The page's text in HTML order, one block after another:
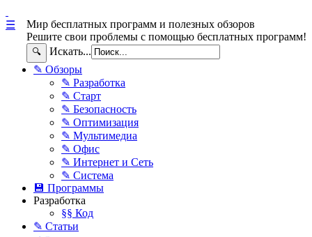
Мир бесплатных программ и полезных обзоров
Решите свои проблемы с помощью бесплатных программ!
🔍 Искать...
☰
✎ Обзоры
✎ Разработка
✎ Старт
✎ Безопасность
✎ Оптимизация
✎ Мультимедиа
✎ Офис
✎ Интернет и Сеть
✎ Система
💾 Программы
Разработка
§§ Код
✎ Статьи